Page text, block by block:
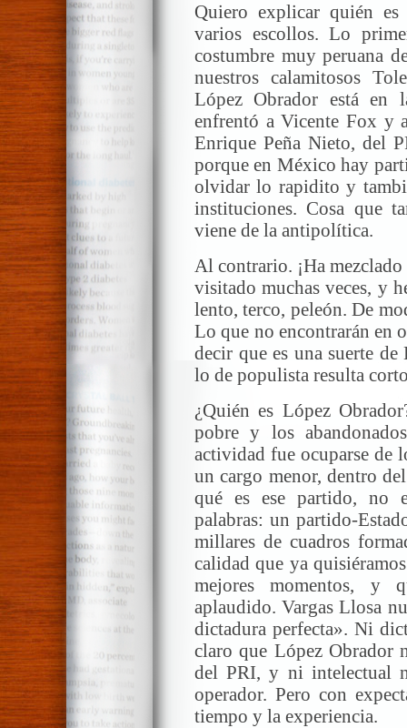
Quiero explicar quién
varios escollos. Lo
costumbre muy peruana
nuestros calamitosos
López Obrador está en
enfrentó a Vicente Fox y
Enrique Peña Nieto, del
porque en México hay
olvidar lo rapidito y
instituciones. Cosa que
viene de la antipolítica.
Al contrario. ¡Ha
visitado muchas veces, y
lento, terco, peleón. De
Lo que no encontrarán en
decir que es una suerte
lo de populista resulta
¿Quién es López
pobre y los
actividad fue ocuparse de
un cargo menor, dentro
qué es ese partido, no
palabras: un partido-
millares de cuadros
calidad que ya
mejores momentos, y
aplaudido. Vargas Llosa
dictadura perfecta». Ni
claro que López Obrador
del PRI, y ni intelectual
operador. Pero con
tiempo y la experiencia.